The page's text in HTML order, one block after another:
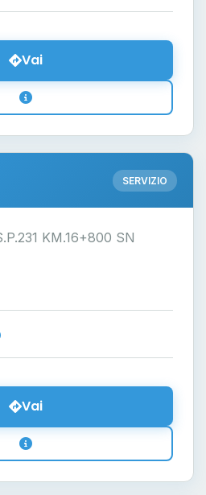
Vai
SERVIZIO
KM.16+800 SN
Vai